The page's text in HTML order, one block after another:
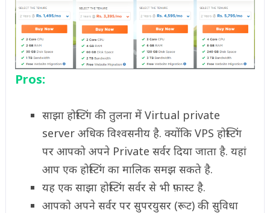
Pros:
साझा होस्टिंग की तुलना में Virtual private
server अधिक विश्वसनीय है. क्योंकि VPS होस्टिंग
पर आपको अपने Private सर्वर दिया जाता है. यहां
आप एक होस्टिंग का मालिक समझ सकते है.
यह एक साझा होस्टिंग सर्वर से भी फ़ास्ट है.
आपको अपने सर्वर पर सुपरयुसर (रूट) की सुविधा